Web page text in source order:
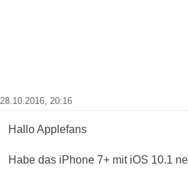
28.10.2016, 20:16
Hallo Applefans
Habe das iPhone 7+ mit iOS 10.1